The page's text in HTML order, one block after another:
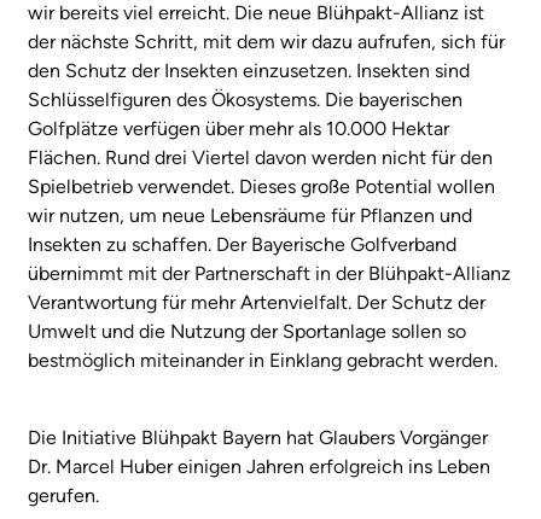
wir bereits viel erreicht. Die neue Blühpakt-Allianz ist
der nächste Schritt, mit dem wir dazu aufrufen, sich für
den Schutz der Insekten einzusetzen. Insekten sind
Schlüsselfiguren des Ökosystems. Die bayerischen
Golfplätze verfügen über mehr als 10.000 Hektar
Flächen. Rund drei Viertel davon werden nicht für den
Spielbetrieb verwendet. Dieses große Potential wollen
wir nutzen, um neue Lebensräume für Pflanzen und
Insekten zu schaffen. Der Bayerische Golfverband
übernimmt mit der Partnerschaft in der Blühpakt-Allianz
Verantwortung für mehr Artenvielfalt. Der Schutz der
Umwelt und die Nutzung der Sportanlage sollen so
bestmöglich miteinander in Einklang gebracht werden.
Die Initiative Blühpakt Bayern hat Glaubers Vorgänger
Dr. Marcel Huber einigen Jahren erfolgreich ins Leben
gerufen.